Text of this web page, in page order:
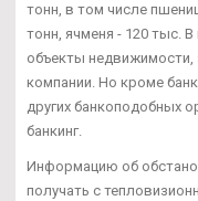
тонн, в том числе
тонн, ячменя - 120 тыс.
объекты
компании. Но кроме
других банкоподобных
банкинг.
Информацию об
получать с